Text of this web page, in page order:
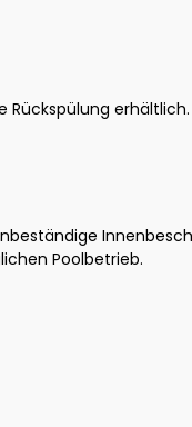
Poolbetrieb.